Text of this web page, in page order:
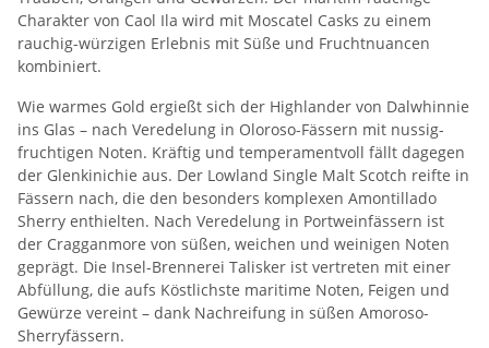
Charakter von Caol Ila wird mit Moscatel Casks zu einem
rauchig-würzigen Erlebnis mit Süße und Fruchtnuancen
kombiniert.
Wie warmes Gold ergießt sich der Highlander von Dalwhinnie
ins Glas – nach Veredelung in Oloroso-Fässern mit nussig-
fruchtigen Noten. Kräftig und temperamentvoll fällt dagegen
der Glenkinichie aus. Der Lowland Single Malt Scotch reifte in
Fässern nach, die den besonders komplexen Amontillado
Sherry enthielten. Nach Veredelung in Portweinfässern ist
der Cragganmore von süßen, weichen und weinigen Noten
geprägt. Die Insel-Brennerei Talisker ist vertreten mit einer
Abfüllung, die aufs Köstlichste maritime Noten, Feigen und
Gewürze vereint – dank Nachreifung in süßen Amoroso-
Sherryfässern.